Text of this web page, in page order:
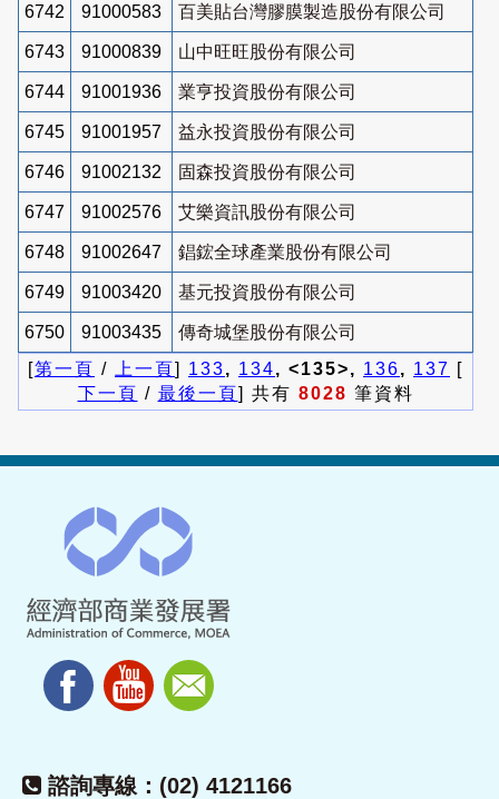
6742 91000583 百美貼台灣膠膜製造股份有限公司
6743 91000839 山中旺旺股份有限公司
6744 91001936 業亨投資股份有限公司
6745 91001957 益永投資股份有限公司
6746 91002132 固森投資股份有限公司
6747 91002576 艾樂資訊股份有限公司
6748 91002647 錩鋐全球產業股份有限公司
6749 91003420 基元投資股份有限公司
6750 91003435
傳奇城堡股份有限公司
[第一頁 / 上一頁] 133, 134, <135>, 136, 137 [
下一頁 / 最後一頁] 共有 8028 筆資料
諮詢專線：(02) 4121166